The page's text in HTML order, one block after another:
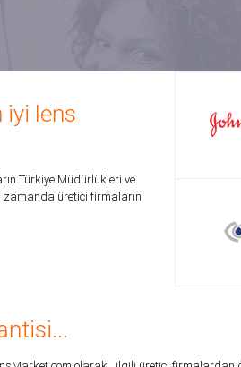
iyi lens
Türkiye Müdürlükleri ve
zamanda üretici firmaların